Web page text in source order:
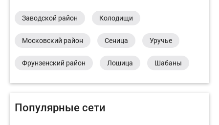
Заводской район Колодищи
Московский район Сеница Уручье
Фрунзенский район Лошица Шабаны
Популярные сети